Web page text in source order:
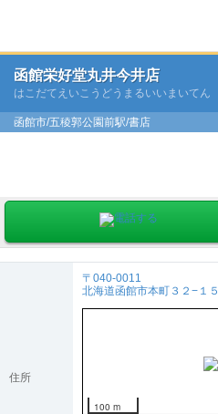
函館栄好堂丸井今井店
はこだてえいこうどうまるいいまいてん
函館市/五稜郭公園前駅/書店
住所
〒040-0011
北海道函館市本町３２−１５
100 m